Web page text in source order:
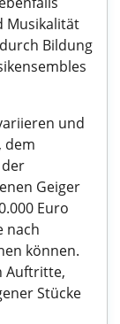
Musikalität
Bildung
und
dem
Geiger
Euro
nach
können.
Auftritte,
Stücke